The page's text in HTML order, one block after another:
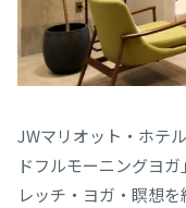
JWマリオット・ホテ
ドフルモーニングヨ
レッチ・ヨガ・瞑想